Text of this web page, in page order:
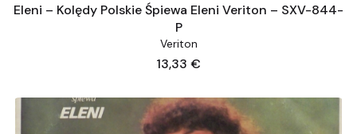
Eleni – Kolędy Polskie Śpiewa Eleni Veriton – SXV-844-
P
Veriton
Preis
13,33 €